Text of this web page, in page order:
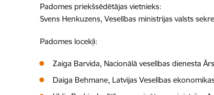
Padomes priekšsēdētājas vietnieks:
Svens Henkuzens, Veselības ministrijas valsts
Padomes locekļi:
Zaiga Barvida, Nacionālā veselības dienesta
Daiga Behmane, Latvijas Veselības